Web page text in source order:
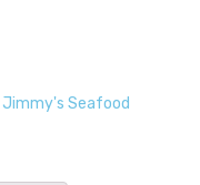
Jimmy's Seafood